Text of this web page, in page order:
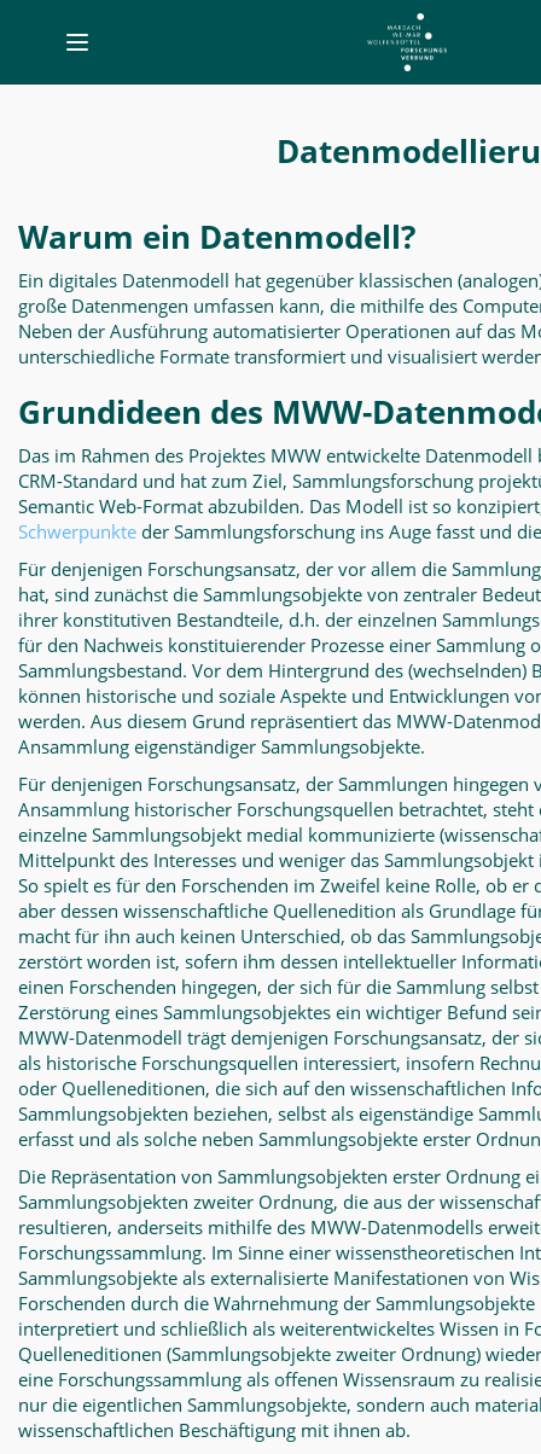
Toggle
navigation
Sammlungsraum
Warum ein Datenmodell?
Ein digitales Datenmodell hat gegenüber klassischen
große Datenmengen umfassen kann, die mithilfe des
Neben der Ausführung automatisierter Operationen auf das
unterschiedliche Formate transformiert und visualisiert
Grundideen des MWW-
Das im Rahmen des Projektes MWW entwickelte
CRM-Standard und hat zum Ziel, Sammlungsforschung
Semantic Web-Format abzubilden. Das Modell ist so
Schwerpunkte der Sammlungsforschung ins Auge fasst und
Für denjenigen Forschungsansatz, der vor allem die
hat, sind zunächst die Sammlungsobjekte von zentraler
ihrer konstitutiven Bestandteile, d.h. der einzelnen
für den Nachweis konstituierender Prozesse einer Sammlung
Sammlungsbestand. Vor dem Hintergrund des (wechselnden)
können historische und soziale Aspekte und Entwicklungen
werden. Aus diesem Grund repräsentiert das MWW-
Ansammlung eigenständiger Sammlungsobjekte.
Für denjenigen Forschungsansatz, der Sammlungen hingegen
Ansammlung historischer Forschungsquellen betrachtet, steht
einzelne Sammlungsobjekt medial kommunizierte
Mittelpunkt des Interesses und weniger das
So spielt es für den Forschenden im Zweifel keine Rolle, ob er
aber dessen wissenschaftliche Quellenedition als Grundlage
macht für ihn auch keinen Unterschied, ob das
zerstört worden ist, sofern ihm dessen intellektueller
einen Forschenden hingegen, der sich für die Sammlung
Zerstörung eines Sammlungsobjektes ein wichtiger Befund
MWW-Datenmodell trägt demjenigen Forschungsansatz, der
als historische Forschungsquellen interessiert, insofern
oder Quelleneditionen, die sich auf den wissenschaftlichen
Sammlungsobjekten beziehen, selbst als eigenständige
erfasst und als solche neben Sammlungsobjekte erster
Die Repräsentation von Sammlungsobjekten erster Ordnung
Sammlungsobjekten zweiter Ordnung, die aus der
resultieren, anderseits mithilfe des MWW-Datenmodells
Forschungssammlung. Im Sinne einer wissenstheoretischen
Sammlungsobjekte als externalisierte Manifestationen von
Forschenden durch die Wahrnehmung der
interpretiert und schließlich als weiterentwickeltes Wissen in
Quelleneditionen (Sammlungsobjekte zweiter Ordnung)
eine Forschungssammlung als offenen Wissensraum zu
nur die eigentlichen Sammlungsobjekte, sondern auch
wissenschaftlichen Beschäftigung mit ihnen ab.